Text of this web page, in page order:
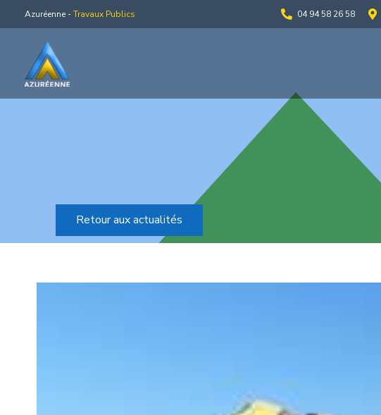
Azuréenne -Travaux Publics 04 94 58 26 58
Retour aux actualités